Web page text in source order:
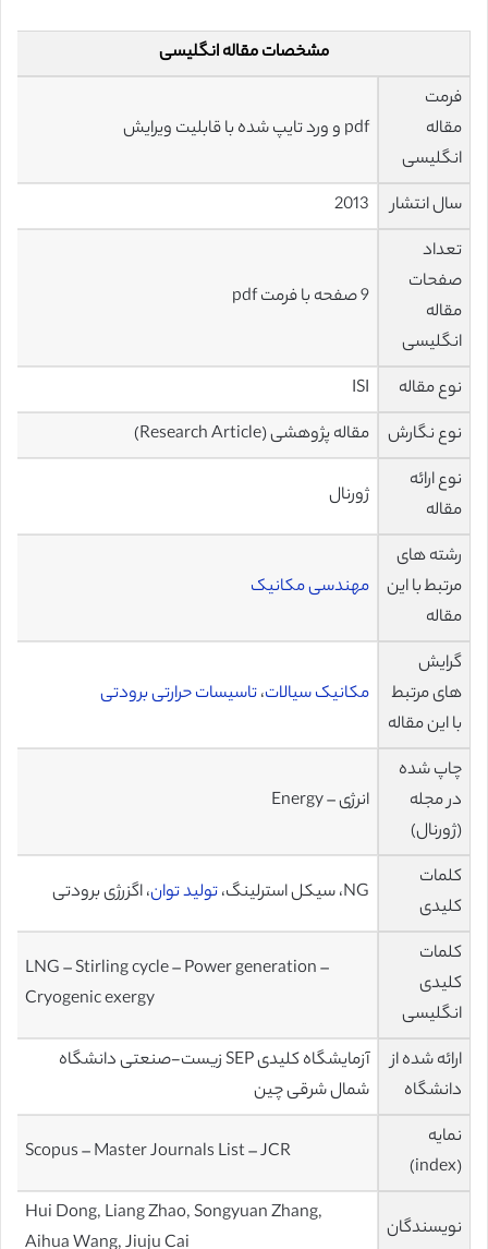
مشخصات مقاله انگلیسی
فرمت
مقاله
انگلیسی
pdf و ورد تایپ شده با قابلیت ویرایش
سال انتشار
2013
تعداد
صفحات
مقاله
انگلیسی
9 صفحه با فرمت pdf
نوع مقاله
ISI
نوع نگارش
مقاله پژوهشی (Research Article)
نوع ارائه
مقاله
ژورنال
رشته های
مرتبط با این
مقاله
مهندسی مکانیک
گرایش
های مرتبط
با این مقاله
مکانیک سیالات،تاسیسات حرارتی برودتی
چاپ شده
در مجله
(ژورنال)
انرژی – Energy
کلمات
کلیدی
NG، سیکل استرلینگ، تولید توان، اگزرژی برودتی
کلمات
کلیدی
انگلیسی
LNG – Stirling cycle – Power generation –
Cryogenic exergy
ارائه شده از
دانشگاه
آزمایشگاه کلیدی SEP زیست-صنعتی دانشگاه
شمال شرقی چین
نمایه
(index)
Scopus – Master Journals List – JCR
نویسندگان
Hui Dong, Liang Zhao, Songyuan Zhang,